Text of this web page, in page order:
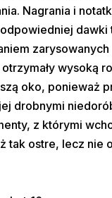
Nagrania i
dawki
otrzymały wysoką
oko, ponieważ
drobnymi
z którymi
tak ostre, lecz nie